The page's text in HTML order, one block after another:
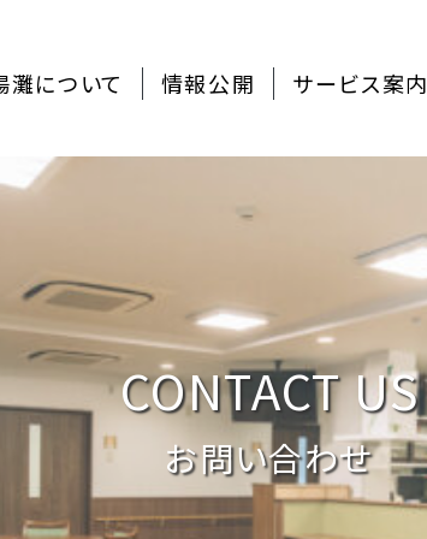
灘について 情報公開 サービス案内
CONTACT US
お問い合わせ